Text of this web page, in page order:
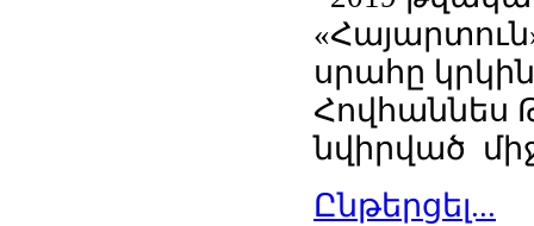
սրահը
Հովհաննես
նվիրված
Ընթերցել...